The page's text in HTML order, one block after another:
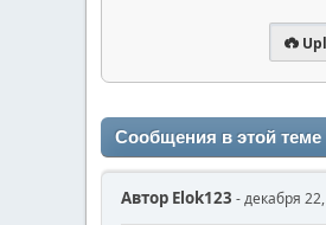
Сообщения в этой теме
Автор Elok123 - декабря